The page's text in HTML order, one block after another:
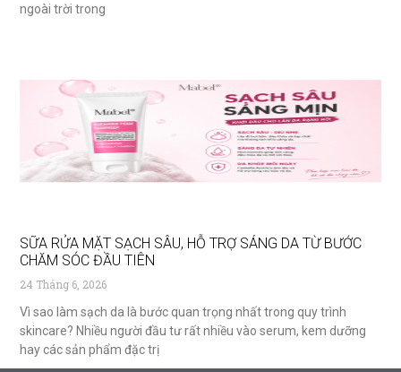
ngoài trời trong
SỮA RỬA MẶT SẠCH SÂU, HỖ TRỢ SÁNG DA TỪ BƯỚC
CHĂM SÓC ĐẦU TIÊN
24 Tháng 6, 2026
Vì sao làm sạch da là bước quan trọng nhất trong quy trình
skincare? Nhiều người đầu tư rất nhiều vào serum, kem dưỡng
hay các sản phẩm đặc trị